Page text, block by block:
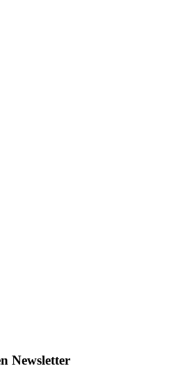
Newsletter